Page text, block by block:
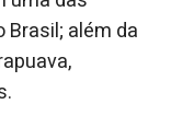
além da